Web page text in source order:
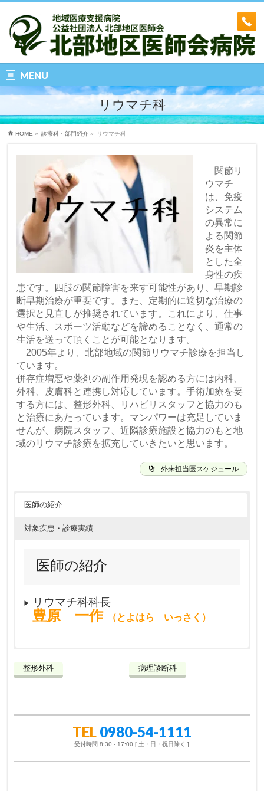
MENU
リウマチ科
HOME » 診療科・部門紹介 » リウマチ科
関節リ
ウマチ
は、免疫
システム
の異常に
よる関節
炎を主体
とした全
身性の疾
患です。四肢の関節障害を来す可能性があり、早期診
断早期治療が重要です。また、定期的に適切な治療の
選択と見直しが推奨されています。これにより、仕事
や生活、スポーツ活動などを諦めることなく、通常の
生活を送って頂くことが可能となります。
2005年より、北部地域の関節リウマチ診療を担当し
ています。
併存症増悪や薬剤の副作用発現を認める方には内科、
外科、皮膚科と連携し対応しています。手術加療を要
する方には、整形外科、リハビリスタッフと協力のも
と治療にあたっています。マンパワーは充足していま
せんが、病院スタッフ、近隣診療施設と協力のもと地
域のリウマチ診療を拡充していきたいと思います。
外来担当医スケジュール
医師の紹介
対象疾患・診療実績
医師の紹介
リウマチ科科長
豊原 一作 （とよはら いっさく）
整形外科 病理診断科
TEL 0980-54-1111
受付時間 8:30 - 17:00 [ 土・日・祝日除く ]